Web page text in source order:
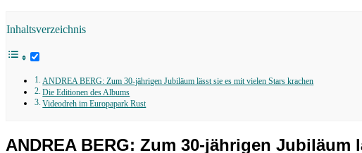
Inhaltsverzeichnis
ANDREA BERG: Zum 30-jährigen Jubiläum lässt sie es mit vielen Stars krachen
Die Editionen des Albums
Videodreh im Europapark Rust
ANDREA BERG: Zum 30-jährigen